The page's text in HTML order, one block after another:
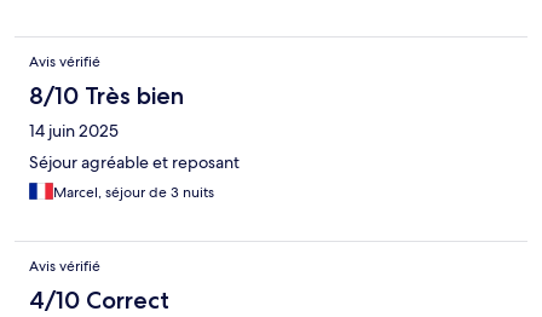
Avis vérifié
8/10 Très bien
14 juin 2025
Séjour agréable et reposant
Marcel, séjour de 3 nuits
Avis vérifié
4/10 Correct